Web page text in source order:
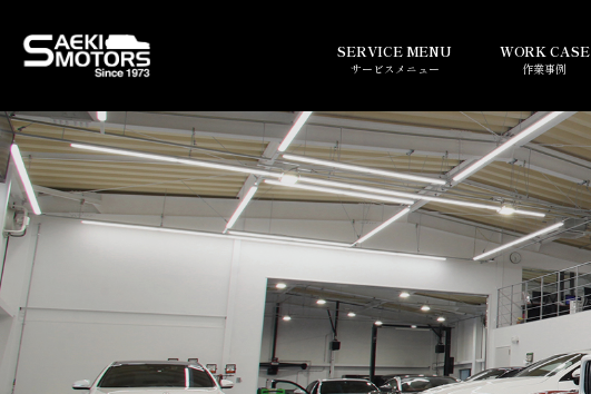
SERVICE MENU
サービスメニュー
WORK CASE
作業事例